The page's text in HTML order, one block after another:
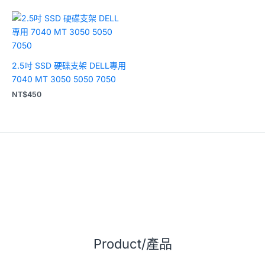
2.5吋 SSD 硬碟支架 DELL專用
7040 MT 3050 5050 7050
NT$450
Product/產品